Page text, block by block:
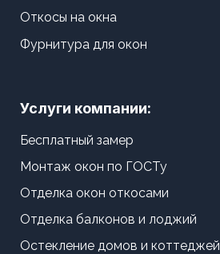
Откосы на окна
Фурнитура для окон
Услуги компании:
Бесплатный замер
Монтаж окон по ГОСТу
Отделка окон откосами
Отделка балконов и лоджий
Остекление домов и коттеджей